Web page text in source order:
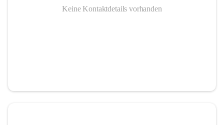
Keine Kontaktdetails vorhanden